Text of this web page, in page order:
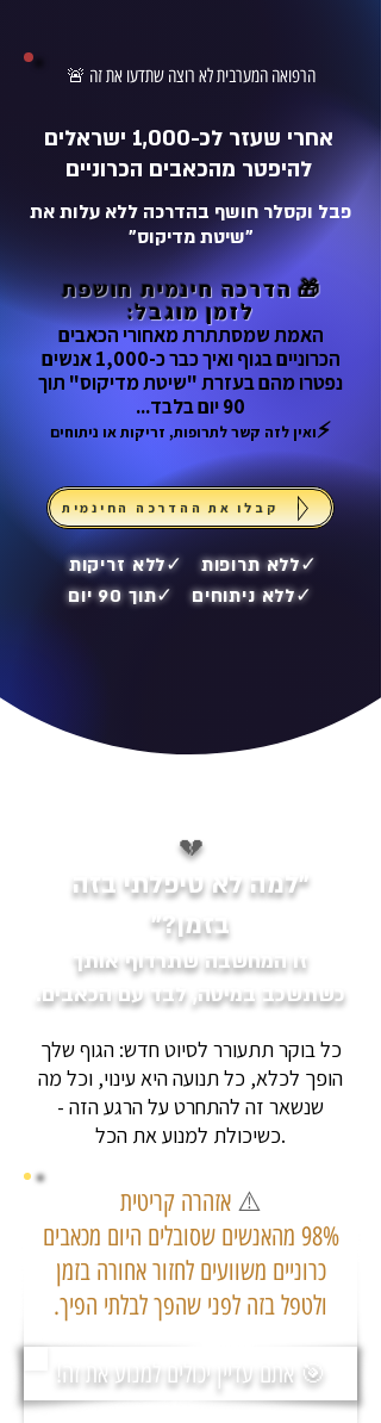
🚨 הרפואה המערבית לא רוצה שתדעו את זה
אחרי שעזר לכ-1,000 ישראלים
להיפטר מהכאבים הכרוניים
פבל וקסלר חושף בהדרכה ללא עלות את
"שיטת מדיקוס"
🎁 הדרכה חינמית חושפת
לזמן מוגבל:
האמת שמסתתרת מאחורי הכאבים
הכרוניים בגוף ואיך כבר כ-1,000 אנשים
נפטרו מהם בעזרת "שיטת מדיקוס" תוך
90 יום בלבד...
⚡ואין לזה קשר לתרופות, זריקות או ניתוחים
קבלו את ההדרכה החינמית
✓ללא תרופות ✓ללא זריקות
✓ללא ניתוחים ✓תוך 90 יום
💔
"למה לא טיפלתי בזה
בזמן?"
זו המחשבה שתרדוף אותך
כשתשכב במיטה, לבד עם הכאבים.
כל בוקר תתעורר לסיוט חדש: הגוף שלך
הופך לכלא, כל תנועה היא עינוי, וכל מה
שנשאר זה להתחרט על הרגע הזה -
כשיכולת למנוע את הכל.
⚠️ אזהרה קריטית
98% מהאנשים שסובלים היום מכאבים
כרוניים משוועים לחזור אחורה בזמן
ולטפל בזה לפני שהפך לבלתי הפיך.
🎯 אתם עדיין יכולים למנוע את זה!